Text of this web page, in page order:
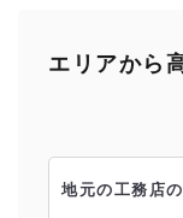
エリアから
地元の工務店の